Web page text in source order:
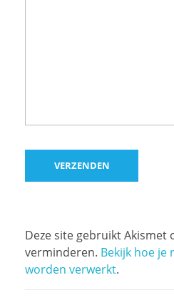
Deze site gebruikt Akismet
verminderen. Bekijk hoe je
worden verwerkt.